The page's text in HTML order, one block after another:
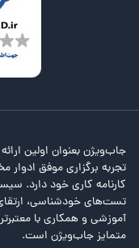
جاب‌ویژن بعنوان اولین
تجربه برگزاری موفق ادوار
کارنامه کاری خود دارد.
تست‌های خودشناسی،
آموزشی و همکاری با
متمایز جاب‌ویژن است.